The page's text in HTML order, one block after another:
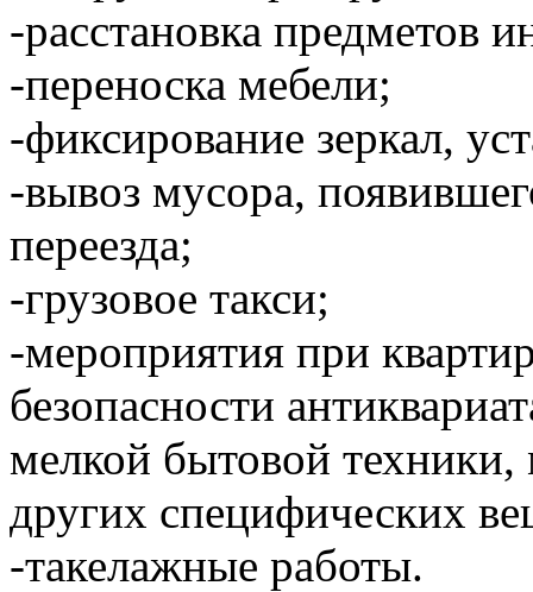
-расстановка предметов
-переноска мебели;
-фиксирование зеркал,
-вывоз мусора,
переезда;
-грузовое такси;
-мероприятия при
безопасности
мелкой бытовой техники,
других специфических
-такелажные работы.